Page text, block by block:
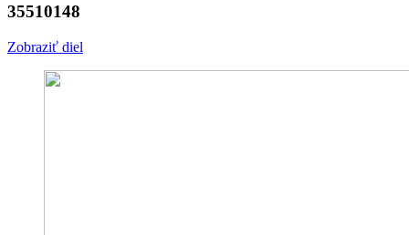
35510148
Zobraziť diel